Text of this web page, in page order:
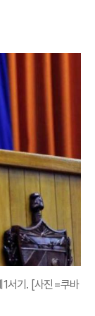
1서기. [사진=쿠바